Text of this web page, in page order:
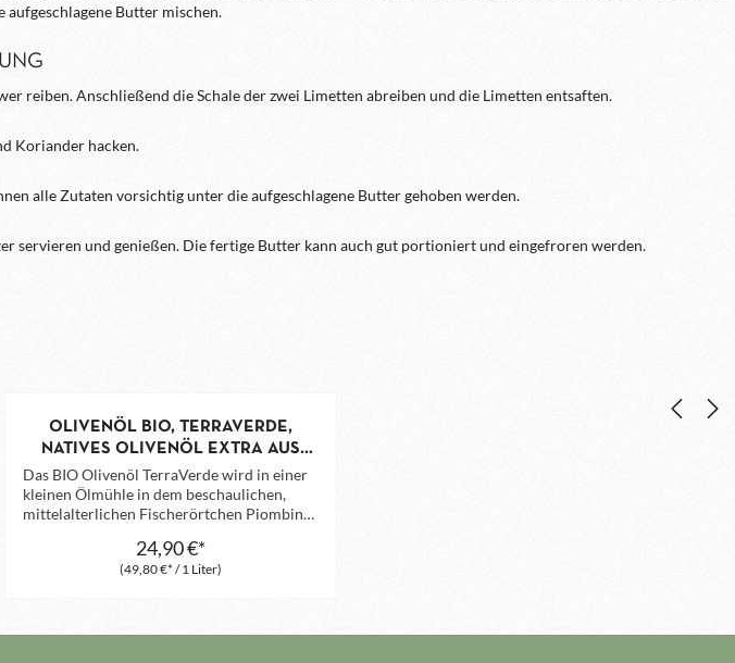
aufgeschlagene Butter mischen.
reiben. Anschließend die Schale der zwei Limetten abreiben und die Limetten entsaften.
Koriander hacken.
alle Zutaten vorsichtig unter die aufgeschlagene Butter gehoben werden.
servieren und genießen. Die fertige Butter kann auch gut portioniert und eingefroren werden.
OLIVENÖL BIO, TERRAVERDE,
NATIVES OLIVENÖL EXTRA AUS
ITALIEN
Das BIO Olivenöl TerraVerde wird in einer
kleinen Ölmühle in dem beschaulichen,
mittelalterlichen Fischerörtchen Piombino
Frantoiano Oliven sind nicht nur von
außergewöhnlicher Qualität, sondern sie
einer ausgeprägten Frucht, Noten von
(49,80 €* / 1 Liter)
24,90 €*